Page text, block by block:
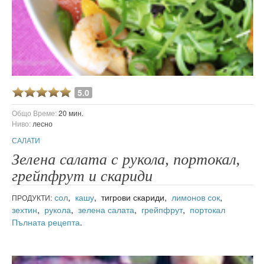
5.0
Общо Време:20 мин.
Ниво: лесно
САЛАТИ
Зелена салата с рукола, портокал,
грейпфрут и скариди
ПРОДУКТИ: сол, кашу, тигрови скариди, лимонов сок,
зехтин, рукола, зелена салата, грейпфрут, портокал
Пълната рецепта.